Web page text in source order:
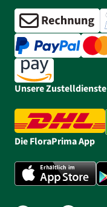
Unsere Zustelldienste
Die FloraPrima App